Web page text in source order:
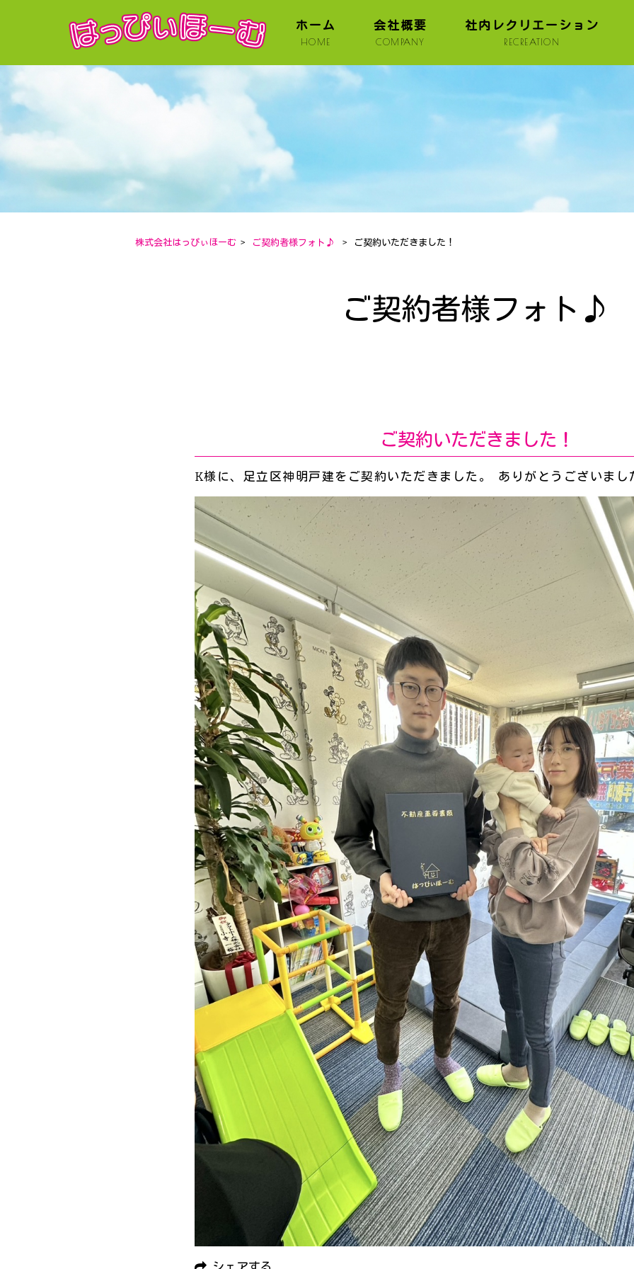
ホーム
HOME
会社概要
COMPANY
会社情報
スタッフ紹介
求人情報
社内レクリエーション
RECREATION
株式会社はっぴぃほーむ > ご契約者様フォト♪ > ご契約いただきました！
ご契約者様フォト♪
ご契約いただきました！
K様に、足立区神明戸建をご契約いただきました。 ありがとうございまし